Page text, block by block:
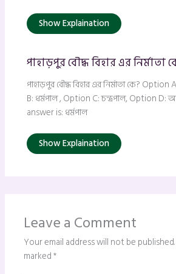
Show Explaination
পাহাড়পুর বৌদ্ধ বিহার এর নির্মাতা
পাহাড়পুর বৌদ্ধ বিহার এর নির্মাতা কে?
B: ধর্মপাল , Option C: চন্দ্রপাল, Option
answer is: ধর্মপাল
Show Explaination
Leave a Comment
Your email address will not be published.
marked*